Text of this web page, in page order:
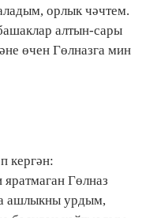
орлык чәчтем.
алтын-сары
өчен Гөлназга мин
кергән:
Гөлназ
ашлыкны урдым,